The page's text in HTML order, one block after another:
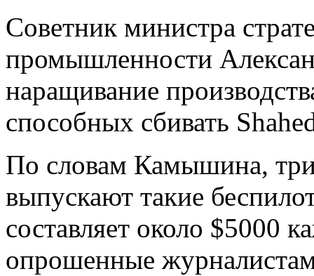
Советник министра
промышленности
наращивание
способных сбивать
По словам Камышина,
выпускают такие
составляет около $5000
опрошенные